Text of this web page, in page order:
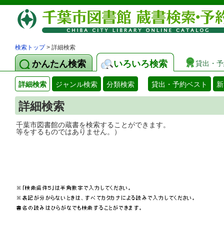
検索トップ> 詳細検索
かんたん検索 いろいろ検索 貸出・
詳細検索 ジャンル検索 分類検索 貸出・予約ベスト
詳細検索
千葉市図書館の蔵書を検索することがで
等をするものではありません。）